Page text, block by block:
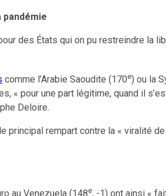
des États qui on pu restreindre la
comme l’Arabie Saoudite (170e) ou la
« pour une part légitime, quand il
Deloire.
principal rempart contre la «
au Venezuela (148e, -1) ont ainsi «